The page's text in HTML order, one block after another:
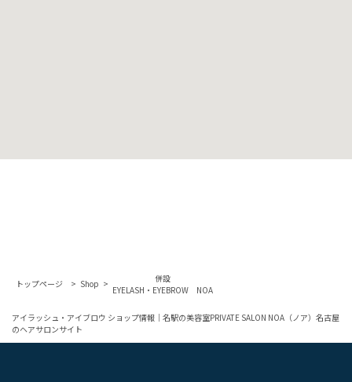
トップページ Shop
併設
EYELASH・EYEBROW NOA
アイラッシュ・アイブロウ ショップ情報｜名駅の美容室PRIVATE SALON NOA（ノア）名古屋
のヘアサロンサイト